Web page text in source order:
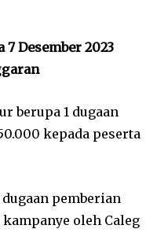
Desember 2023
berupa 1 dugaan
kepada peserta
pemberian
oleh Caleg